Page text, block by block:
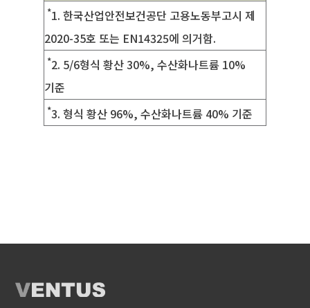
*1. 한국산업안전보건공단 고용노동부고시 제
2020-35호 또는 EN14325에 의거함.
*2. 5/6형식 황산 30%, 수산화나트륨 10%
기준
*3. 형식 황산 96%, 수산화나트륨 40% 기준